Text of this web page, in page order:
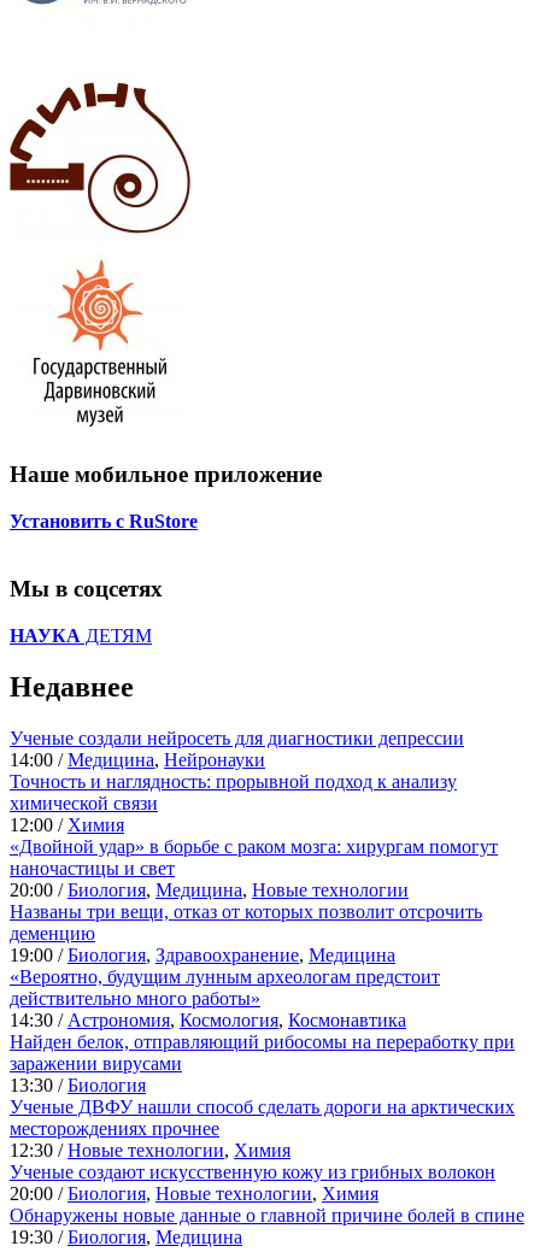
Наше мобильное приложение
Установить с RuStore
Мы в соцсетях
НАУКА ДЕТЯМ
Недавнее
Ученые создали нейросеть для диагностики депрессии
14:00 /Медицина, Нейронауки
Точность и наглядность: прорывной подход к анализу
химической связи
12:00 / Химия
«Двойной удар» в борьбе с раком мозга: хирургам помогут
наночастицы и свет
20:00 /Биология, Медицина, Новые технологии
Названы три вещи, отказ от которых позволит отсрочить
деменцию
19:00 /Биология, Здравоохранение, Медицина
«Вероятно, будущим лунным археологам предстоит
действительно много работы»
14:30 / Астрономия, Космология, Космонавтика
Найден белок, отправляющий рибосомы на переработку при
заражении вирусами
13:30 /Биология
Ученые ДВФУ нашли способ сделать дороги на арктических
месторождениях прочнее
12:30 /Новые технологии, Химия
Ученые создают искусственную кожу из грибных волокон
20:00 /Биология, Новые технологии, Химия
Обнаружены новые данные о главной причине болей в спине
19:30 /Биология, Медицина